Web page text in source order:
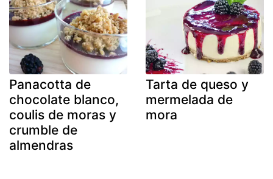
Panacotta de
chocolate blanco,
coulis de moras y
crumble de
almendras
Tarta de queso y
mermelada de
mora